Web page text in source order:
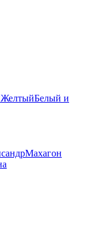
ЖелтыйБелый и
Махагон